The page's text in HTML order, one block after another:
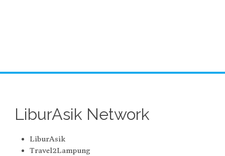
LiburAsik Network
LiburAsik
Travel2Lampung